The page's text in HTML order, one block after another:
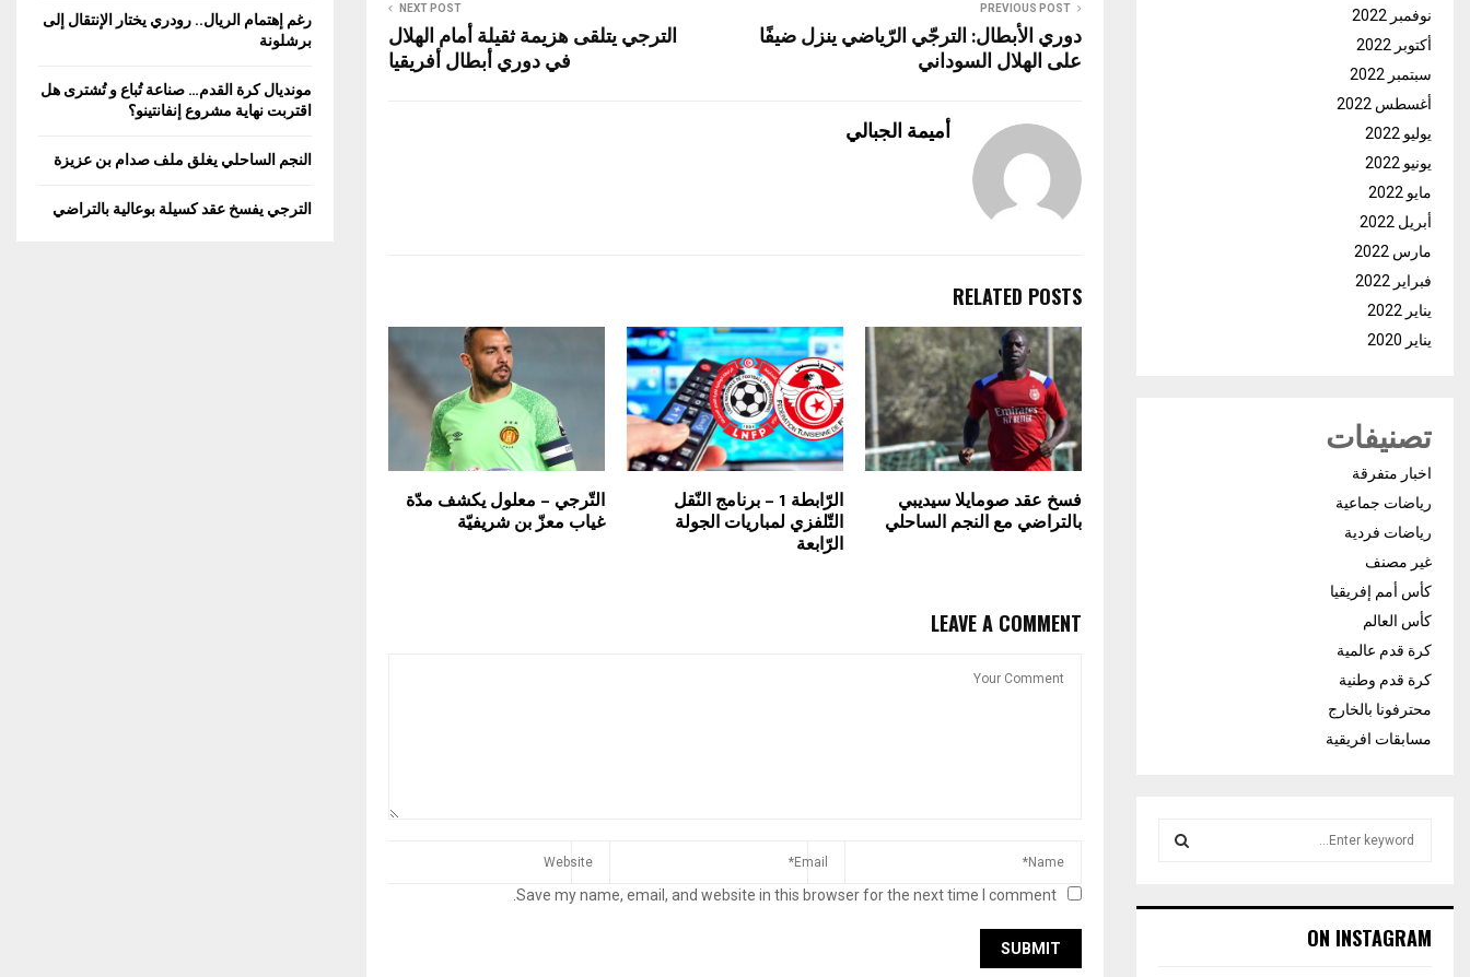
PREVIOUS POST
دوري الأبطال: الترجّي الرّياضي ينزل ضيفًا
على الهلال السوداني
NEXT POST
الترجي يتلقى هزيمة ثقيلة أمام الهلال
في دوري أبطال أفريقيا
أميمة الجبالي
RELATED POSTS
فسخ عقد صومايلا سيديبي
بالتراضي مع النجم الساحلي
الرّابطة 1 – برنامج النّقل
التّلفزي لمباريات الجولة
الرّابعة
التّرجي – معلول يكشف مدّة
غياب معزّ بن شريفيّة
LEAVE A COMMENT
Save my name, email, and website in this browser for the next time I comment.
نوفمبر 2022
أكتوبر 2022
سبتمبر 2022
أغسطس 2022
يوليو 2022
يونيو 2022
مايو 2022
أبريل 2022
مارس 2022
فبراير 2022
يناير 2022
يناير 2020
تصنيفات
اخبار متفرقة
رياضات جماعية
رياضات فردية
غير مصنف
كأس أمم إفريقيا
كأس العالم
كرة قدم عالمية
كرة قدم وطنية
محترفونا بالخارج
مسابقات افريقية
h
ON INSTAGRAM
رغم إهتمام الريال.. رودري يختار الإنتقال إلى
برشلونة
مونديال كرة القدم… صناعة تُباع و تُشترى هل
اقتربت نهاية مشروع إنفانتينو؟
النجم الساحلي يغلق ملف صدام بن عزيزة
الترجي يفسخ عقد كسيلة بوعالية بالتراضي